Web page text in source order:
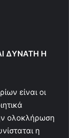
ΔΥΝΑΤΗ Η
είναι οι
ολοκλήρωση
η